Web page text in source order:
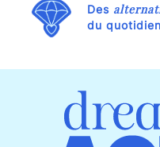
Des
du quotidien